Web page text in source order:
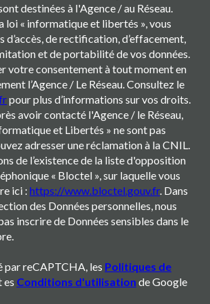
destinées à l'Agence / au Réseau.
loi « informatique et libertés », vous
de rectification, d’effacement,
et de portabilité de vos données.
votre consentement à tout moment en
l’Agence / Le Réseau. Consultez le
pour plus d’informations sur vos droits.
avoir contacté l'Agence / le Réseau,
et Libertés » ne sont pas
adresser une réclamation à la CNIL.
de l’existence de la liste d'opposition
« Bloctel », sur laquelle vous
ici : https://www.bloctel.gouv.fr. Dans
des Données personnelles, nous
inscrire de Données sensibles dans le
par reCAPTCHA, les Politiques de
es Conditions d'utilisation de Google